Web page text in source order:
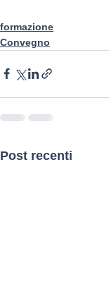
formazione
Convegno
Post recenti